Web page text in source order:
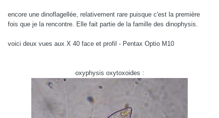
encore une dinoflagellée, relativement rare puisque c'est la première
fois que je la rencontre. Elle fait partie de la famille des dinophysis.
voici deux vues aux X 40 face et profil - Pentax Optio M10
oxyphysis oxytoxoides :